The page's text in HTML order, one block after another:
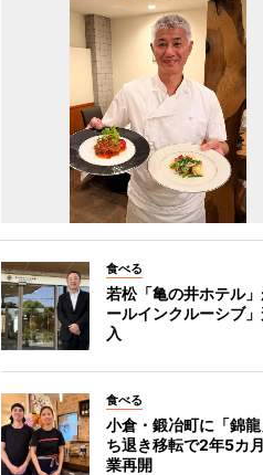
食べる
若松「亀の井ホテル
ールインクルーシブ
入
食べる
小倉・鍛冶町に「錦
ち退き移転で2年5カ
業再開